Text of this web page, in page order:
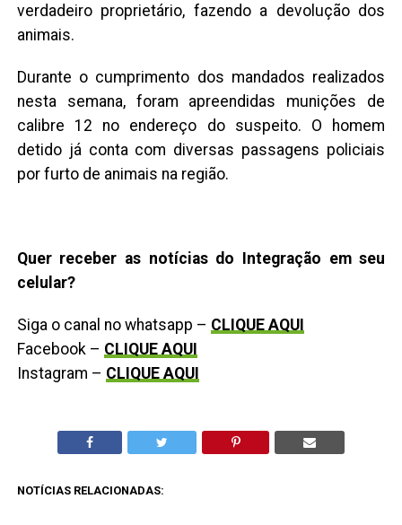
verdadeiro proprietário, fazendo a devolução dos
animais.
Durante o cumprimento dos mandados realizados
nesta semana, foram apreendidas munições de
calibre 12 no endereço do suspeito. O homem
detido já conta com diversas passagens policiais
por furto de animais na região.
Quer receber as notícias do Integração em seu
celular?
Siga o canal no whatsapp – CLIQUE AQUI
Facebook – CLIQUE AQUI
Instagram – CLIQUE AQUI
NOTÍCIAS RELACIONADAS: